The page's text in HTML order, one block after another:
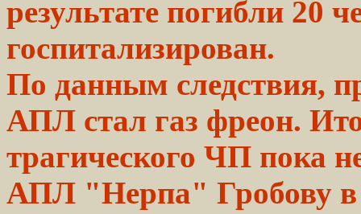
результате погибли 20
госпитализирован.
По данным следствия,
АПЛ стал газ фреон.
трагического ЧП пока
АПЛ "Нерпа" Гробову